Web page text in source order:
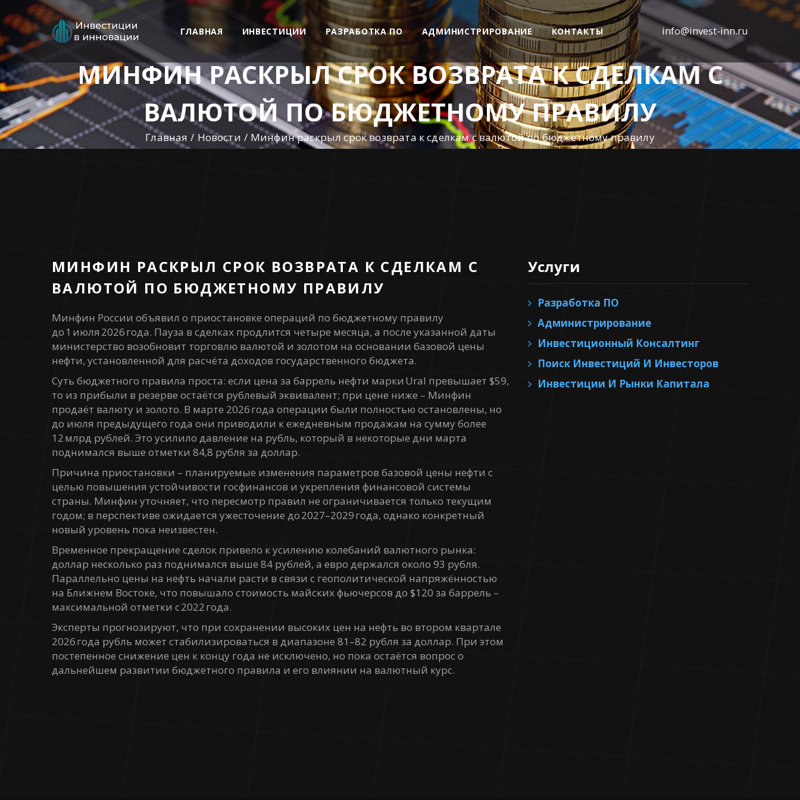
ГЛАВНАЯ ИНВЕСТИЦИИ РАЗРАБОТКА ПО АДМИНИСТРИРОВАНИЕ КОНТАКТЫ info@invest-inn.ru
МИНФИН РАСКРЫЛ СРОК ВОЗВРАТА К СДЕЛКАМ С
ВАЛЮТОЙ ПО БЮДЖЕТНОМУ ПРАВИЛУ
Главная Новости Минфин раскрыл срок возврата к сделкам с валютой по бюджетному правилу
МИНФИН РАСКРЫЛ СРОК ВОЗВРАТА К СДЕЛКАМ С
ВАЛЮТОЙ ПО БЮДЖЕТНОМУ ПРАВИЛУ
Минфин России объявил о приостановке операций по бюджетному правилу
до 1 июля 2026 года. Пауза в сделках продлится четыре месяца, а после указанной даты
министерство возобновит торговлю валютой и золотом на основании базовой цены
нефти, установленной для расчёта доходов государственного бюджета.
Суть бюджетного правила проста: если цена за баррель нефти марки Ural превышает $59,
то из прибыли в резерве остаётся рублевый эквивалент; при цене ниже – Минфин
продаёт валюту и золото. В марте 2026 года операции были полностью остановлены, но
до июля предыдущего года они приводили к ежедневным продажам на сумму более
12 млрд рублей. Это усилило давление на рубль, который в некоторые дни марта
поднимался выше отметки 84,8 рубля за доллар.
Причина приостановки – планируемые изменения параметров базовой цены нефти с
целью повышения устойчивости госфинансов и укрепления финансовой системы
страны. Минфин уточняет, что пересмотр правил не ограничивается только текущим
годом; в перспективе ожидается ужесточение до 2027–2029 года, однако конкретный
новый уровень пока неизвестен.
Временное прекращение сделок привело к усилению колебаний валютного рынка:
доллар несколько раз поднимался выше 84 рублей, а евро держался около 93 рубля.
Параллельно цены на нефть начали расти в связи с геополитической напряжённостью
на Ближнем Востоке, что повышало стоимость майских фьючерсов до $120 за баррель –
максимальной отметки с 2022 года.
Эксперты прогнозируют, что при сохранении высоких цен на нефть во втором квартале
2026 года рубль может стабилизироваться в диапазоне 81–82 рубля за доллар. При этом
постепенное снижение цен к концу года не исключено, но пока остаётся вопрос о
дальнейшем развитии бюджетного правила и его влиянии на валютный курс.
Услуги
Разработка ПО
Администрирование
Инвестиционный Консалтинг
Поиск Инвестиций И Инвесторов
Инвестиции И Рынки Капитала